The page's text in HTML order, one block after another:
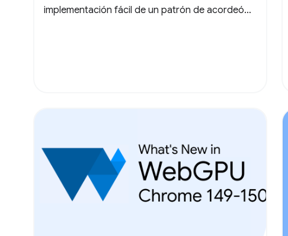
implementación fácil de un patrón de acordeón